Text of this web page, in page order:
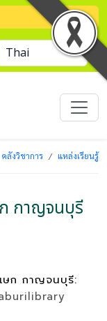
คลังวิชาการ แหล่งเรียนรู้
กาญจนบุรี
ษก กาญจนบุรี: